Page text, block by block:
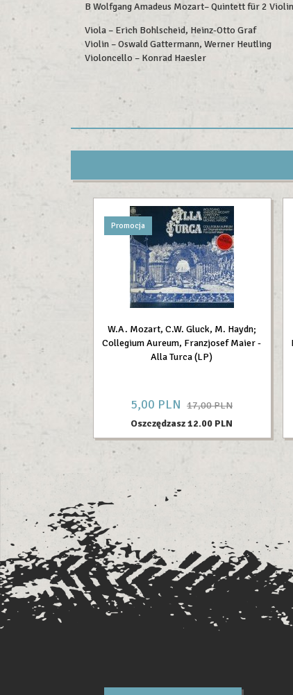
B Wolfgang Amadeus Mozart– Quintett für 2
Viola – Erich Bohlscheid, Heinz-Otto Graf
Violin – Oswald Gattermann, Werner Heutling
Violoncello – Konrad Haesler
Promocja
W.A. Mozart, C.W. Gluck, M. Haydn;
Collegium Aureum, Franzjosef Maier -
Alla Turca (LP)
5,00 PLN 17,00 PLN
Oszczędzasz 12.00 PLN